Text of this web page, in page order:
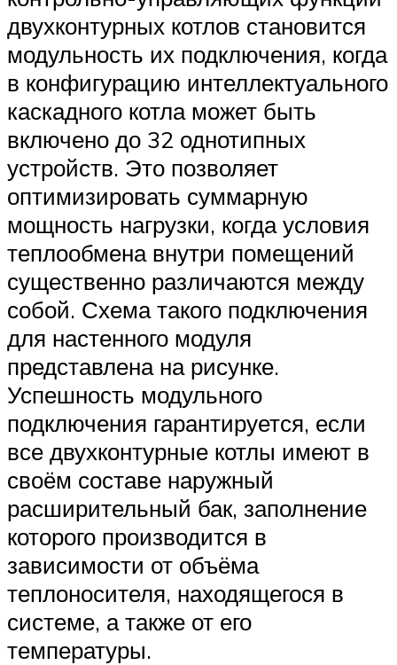
двухконтурных котлов становится
модульность их подключения, когда
в конфигурацию интеллектуального
каскадного котла может быть
включено до 32 однотипных
устройств. Это позволяет
оптимизировать суммарную
мощность нагрузки, когда условия
теплообмена внутри помещений
существенно различаются между
собой. Схема такого подключения
для настенного модуля
представлена на рисунке.
Успешность модульного
подключения гарантируется, если
все двухконтурные котлы имеют в
своём составе наружный
расширительный бак, заполнение
которого производится в
зависимости от объёма
теплоносителя, находящегося в
системе, а также от его
температуры.